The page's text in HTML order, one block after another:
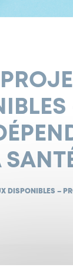
DISPONIBLES –